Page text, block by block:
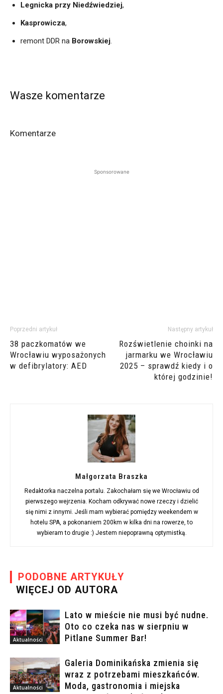
Legnicka przy Niedźwiedziej,
Kasprowicza,
remont DDR na Borowskiej.
Wasze komentarze
Komentarze
Sponsorowane
Poprzedni artykuł
38 paczkomatów we
Wrocławiu wyposażonych
w defibrylatory: AED
Następny artykuł
Rozświetlenie choinki na
jarmarku we Wrocławiu
2025 – sprawdź kiedy i o
której godzinie!
Małgorzata Braszka
Redaktorka naczelna portalu. Zakochałam się we Wrocławiu od
pierwszego wejrzenia. Kocham odkrywać nowe rzeczy i dzielić
się nimi z innymi. Jeśli mam wybierać pomiędzy weekendem w
hotelu SPA, a pokonaniem 200km w kilka dni na rowerze, to
wybieram to drugie :) Jestem niepoprawną optymistką.
PODOBNE ARTYKUŁY
WIĘCEJ OD AUTORA
Aktualności
Lato w mieście nie musi być nudne.
Oto co czeka nas w sierpniu w
Pitlane Summer Bar!
Aktualności
Galeria Dominikańska zmienia się
wraz z potrzebami mieszkańców.
Moda, gastronomia i miejska